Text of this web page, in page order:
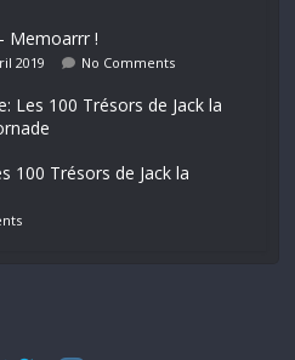
Memoarrr !
2019 No Comments
100 Trésors de Jack la